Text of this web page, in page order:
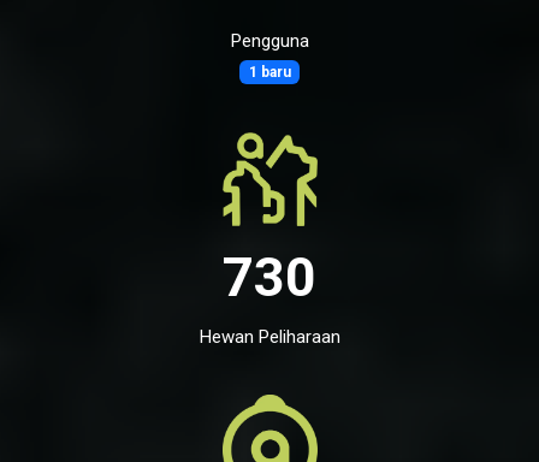
Pengguna
1 baru
730
Hewan Peliharaan